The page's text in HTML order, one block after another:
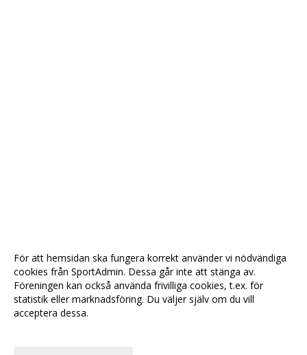
För att hemsidan ska fungera korrekt använder vi nödvändiga
cookies från SportAdmin. Dessa går inte att stänga av.
Föreningen kan också använda frivilliga cookies, t.ex. för
statistik eller marknadsföring. Du väljer själv om du vill
acceptera dessa.